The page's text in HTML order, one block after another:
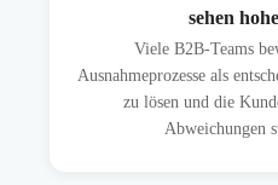
sehen
Viele B2B-Teams
Ausnahmeprozesse als
zu lösen und die
Abweichungen